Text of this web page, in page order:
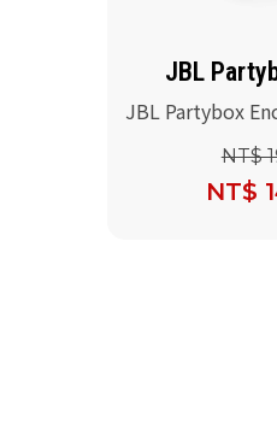
JBL
JBL Partybox
藍牙喇叭(專用提
NT$
NT$